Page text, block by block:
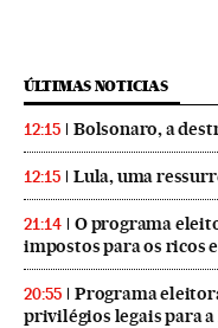
ÚLTIMAS NOTICIAS
12:15 Bolsonaro, a
12:15 Lula, uma
21:14
O programa
impostos para os ricos
20:55
Programa
privilégios legais para